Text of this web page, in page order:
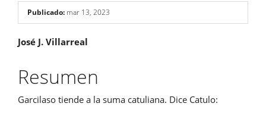
Publicado: mar 13, 2023
Contenido
principal
del
artículo
José J. Villarreal
Resumen
Garcilaso tiende a la suma catuliana. Dice Catulo: